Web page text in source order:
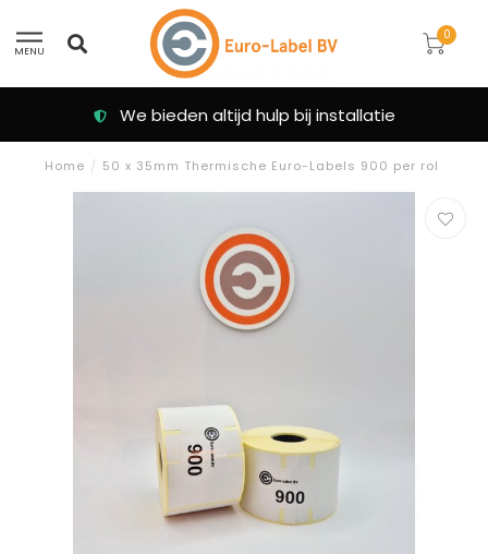
MENU
0
We bieden altijd hulp bij installatie
Home / 50 x 35mm Thermische Euro-Labels 900 per rol